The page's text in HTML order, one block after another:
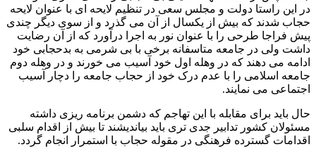
در این راستا دولت و مجلس سعی در تنظیم لایحه ای با عنوان لایحه
حجاب شدند که بیش از یکسال از آن می گذرد و از سوی دیگر چندی
پیش فراجا طرحی را با عنوان نور به اجرا درآورد که از آن رضایت
داشت ولی در جامعه متاسفانه برخی با بی شرمی به بدحجابی خود
ادامه می دهند که در وهله اول خود آسیب می خورند و در وهله دوم
جامعه اسلامی را با عدم درک خود از حجاب جامعه را دچار آسیب
اجتماعی می نمایند.
حال باید برای مقابله با این تهاجم که دشمن برنامه ریزی داشته
مسئولان کشور تدابیر جدی تری باید بیاندیشند تا بیش از اقدام سلبی
اقدامات گسترده فرهنگی در مقوله حجاب با استمرار انجام گردد.